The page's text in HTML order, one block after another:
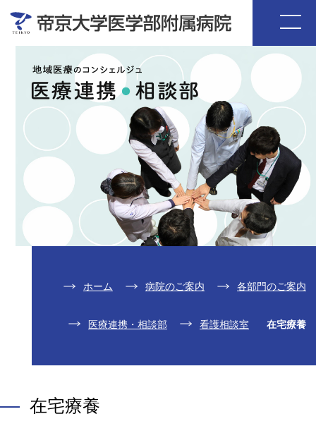
ホーム 病院のご案内 各部門のご案内
医療連携・相談部 看護相談室 在宅療養
在宅療養